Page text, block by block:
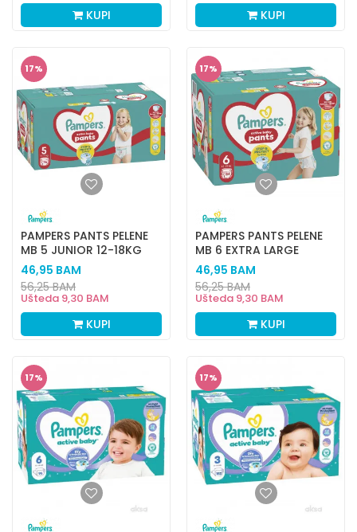
KUPI KUPI
17%
PAMPERS PANTS PELENE
MB 5 JUNIOR 12-18KG
96KOM
46,95 BAM
Ušteda 9,30 BAM
56,25BAM
KUPI
17%
PAMPERS PANTS PELENE
MB 6 EXTRA LARGE
16+KG 84KOM
46,95 BAM
Ušteda 9,30 BAM
56,25BAM
KUPI
17% 17%